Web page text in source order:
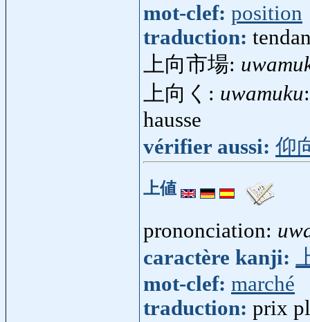
mot-clef: position
traduction:
上向市場:
上向く: uwamuku
hausse
vérifier aussi: 仰
上値
prononciation:
caractère kanji:
mot-clef: marché
traduction: prix